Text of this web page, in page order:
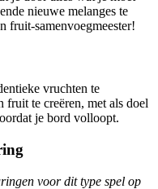
nieuwe melanges te
fruit-samenvoegmeester!
vruchten te
fruit te creëren, met als doel
je bord volloopt.
voor dit type spel op